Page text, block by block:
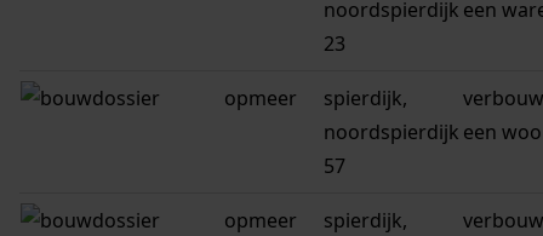
noordspierdijk
23
een
opmeer
spierdijk,
noordspierdijk
57
een
opmeer
spierdijk,